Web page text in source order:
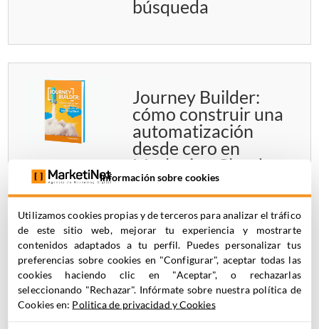
búsqueda
Journey Builder:
cómo construir una
automatización
desde cero en
Marketing Cloud
Manual de
Ampscript en
Marketing Cloud:
aprende el lenguaje
Información sobre cookies
Utilizamos cookies propias y de terceros para analizar el tráfico
de este sitio web, mejorar tu experiencia y mostrarte
contenidos adaptados a tu perfil. Puedes personalizar tus
preferencias sobre cookies en "Configurar", aceptar todas las
cookies haciendo clic en "Aceptar", o rechazarlas
seleccionando "Rechazar". Infórmate sobre nuestra política de
Cookies en: Politica de privacidad y Cookies